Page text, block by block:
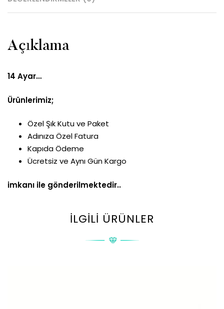
Açıklama
14 Ayar…
Ürünlerimiz;
Özel Şık Kutu ve Paket
Adınıza Özel Fatura
Kapıda Ödeme
Ücretsiz ve Aynı Gün Kargo
imkanı ile gönderilmektedir..
İLGILI ÜRÜNLER